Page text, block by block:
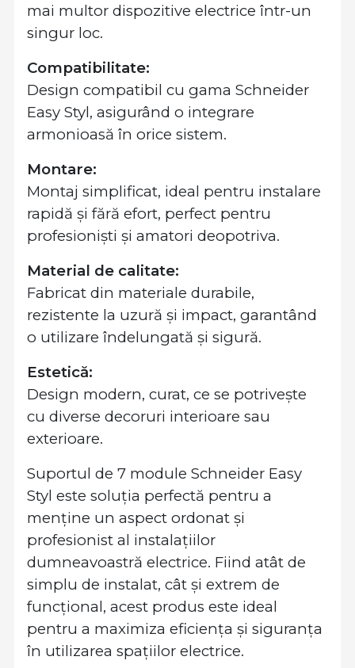
mai multor dispozitive electrice într-un
singur loc.
Compatibilitate:
Design compatibil cu gama Schneider
Easy Styl, asigurând o integrare
armonioasă în orice sistem.
Montare:
Montaj simplificat, ideal pentru instalare
rapidă și fără efort, perfect pentru
profesioniști și amatori deopotriva.
Material de calitate:
Fabricat din materiale durabile,
rezistente la uzură și impact, garantând
o utilizare îndelungată și sigură.
Estetică:
Design modern, curat, ce se potrivește
cu diverse decoruri interioare sau
exterioare.
Suportul de 7 module Schneider Easy
Styl este soluția perfectă pentru a
menține un aspect ordonat și
profesionist al instalațiilor
dumneavoastră electrice. Fiind atât de
simplu de instalat, cât și extrem de
funcțional, acest produs este ideal
pentru a maximiza eficiența și siguranța
în utilizarea spațiilor electrice.